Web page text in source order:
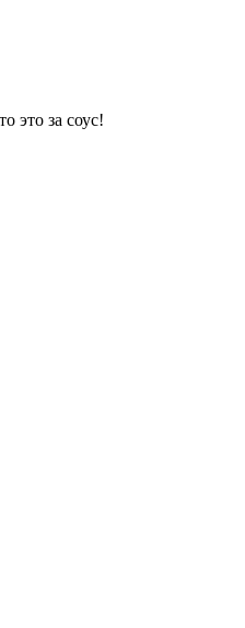
это за соус!